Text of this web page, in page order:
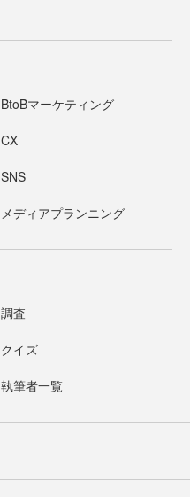
BtoBマーケティング
CX
SNS
メディアプランニング
調査
クイズ
執筆者一覧